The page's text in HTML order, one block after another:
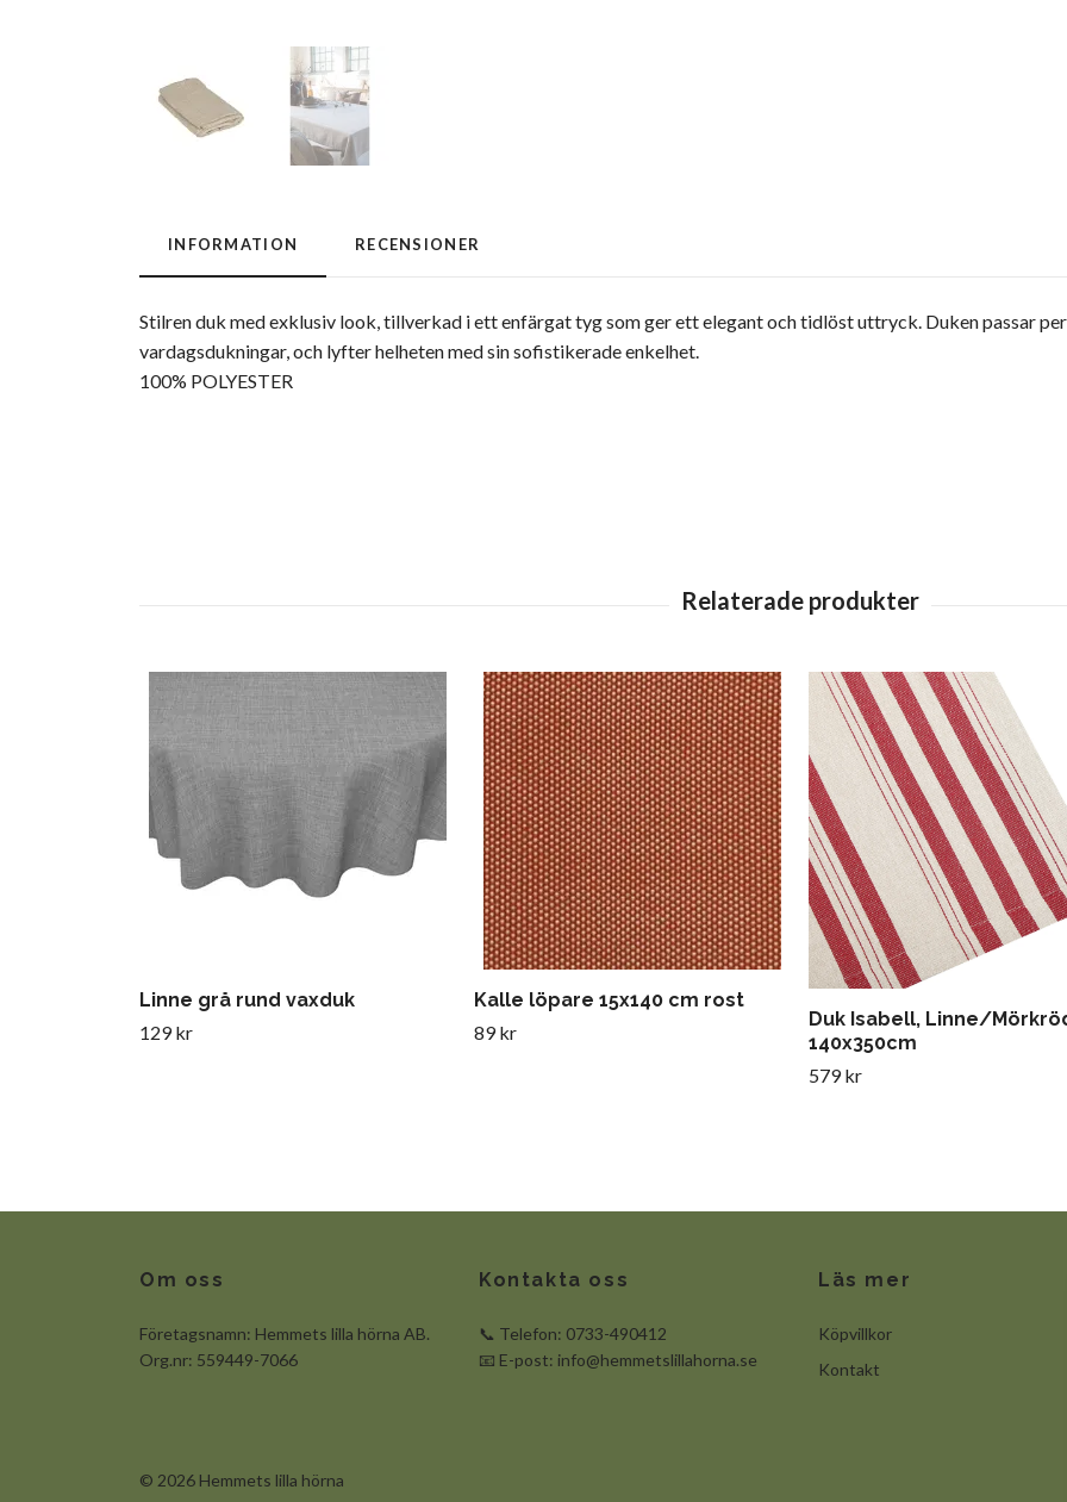
INFORMATION RECENSIONER
Stilren duk med exklusiv look, tillverkad i ett enfärgat tyg som ger ett elegant och tidlöst uttryck. Duken passar
vardagsdukningar, och lyfter helheten med sin sofistikerade enkelhet.
100% POLYESTER
Linne grå rund vaxduk
129 kr
Kalle löpare 15x140 cm rost
89 kr
Duk Isabell, Linne/
140x350cm
579 kr
Om oss
Företagsnamn: Hemmets lilla hörna AB.
Org.nr: 559449-7066
Kontakta oss
📞 Telefon: 0733-490412
📧 E-post: info@hemmetslillahorna.se
Läs mer
Köpvillkor
Kontakt
© 2026 Hemmets lilla hörna